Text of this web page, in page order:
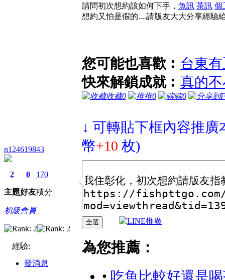
經驗:
發消息
請問初次想約該如何下手， 魚訊 茶訊 個
想約又怕是假的....請版友大大分享經驗
快來解鎖成就︰
真的不小心就會雷到你
收藏0 推0 噓0
↓ 可轉貼下框內容推廣本帖 (每吸引1人
為您推薦：
•
吃魚比較好還是喝茶比較好?
•假日的二次回訪
魚啊～～～餓了啊
•感覺對魚FU越來越少
•吃魚喝茶好幾年被騙太多後 其
• 巨乳控的最愛 超大H杯巨乳就是